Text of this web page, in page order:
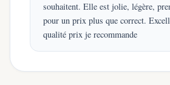
souhaitent. Elle est jolie, légère,
pour un prix plus que correct.
qualité prix je recommande